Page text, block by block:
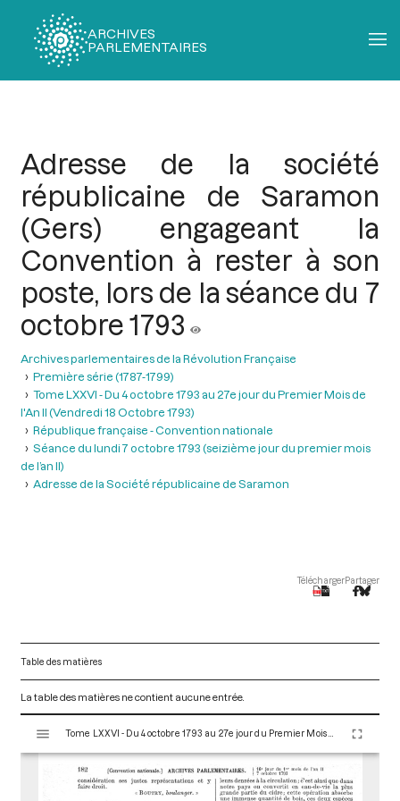
ARCHIVES
PARLEMENTAIRES
Adresse de la société
républicaine de Saramon
(Gers) engageant la
Convention à rester à son
poste, lors de la séance du 7
octobre 1793
Archives parlementaires de la Révolution Française
Première série (1787-1799)
Tome LXXVI - Du 4 octobre 1793 au 27e jour du Premier Mois de
l'An II (Vendredi 18 Octobre 1793)
République française - Convention nationale
Séance du lundi 7 octobre 1793 (seizième jour du premier mois
de l’an II)
Adresse de la Société républicaine de Saramon
TéléchargerPartager
Table des matières
La table des matières ne contient aucune entrée.
s